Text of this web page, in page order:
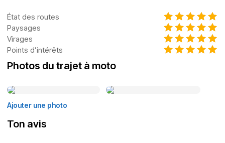
État des routes
Paysages
Virages
Points d’intérêts
Photos du trajet à moto
Ajouter une photo
Ton avis